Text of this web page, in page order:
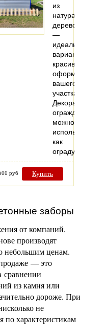
из
натурального
дерево
—
идеальный
вариант
красивого
оформления
вашего
участка!
Декоративное
ограждение
можно
использовать
как
ограду…
руб Купить
заборы
от компаний,
производят
небольшим ценам.
— это
сравнении
из камня или
дороже. При
не
по характеристикам